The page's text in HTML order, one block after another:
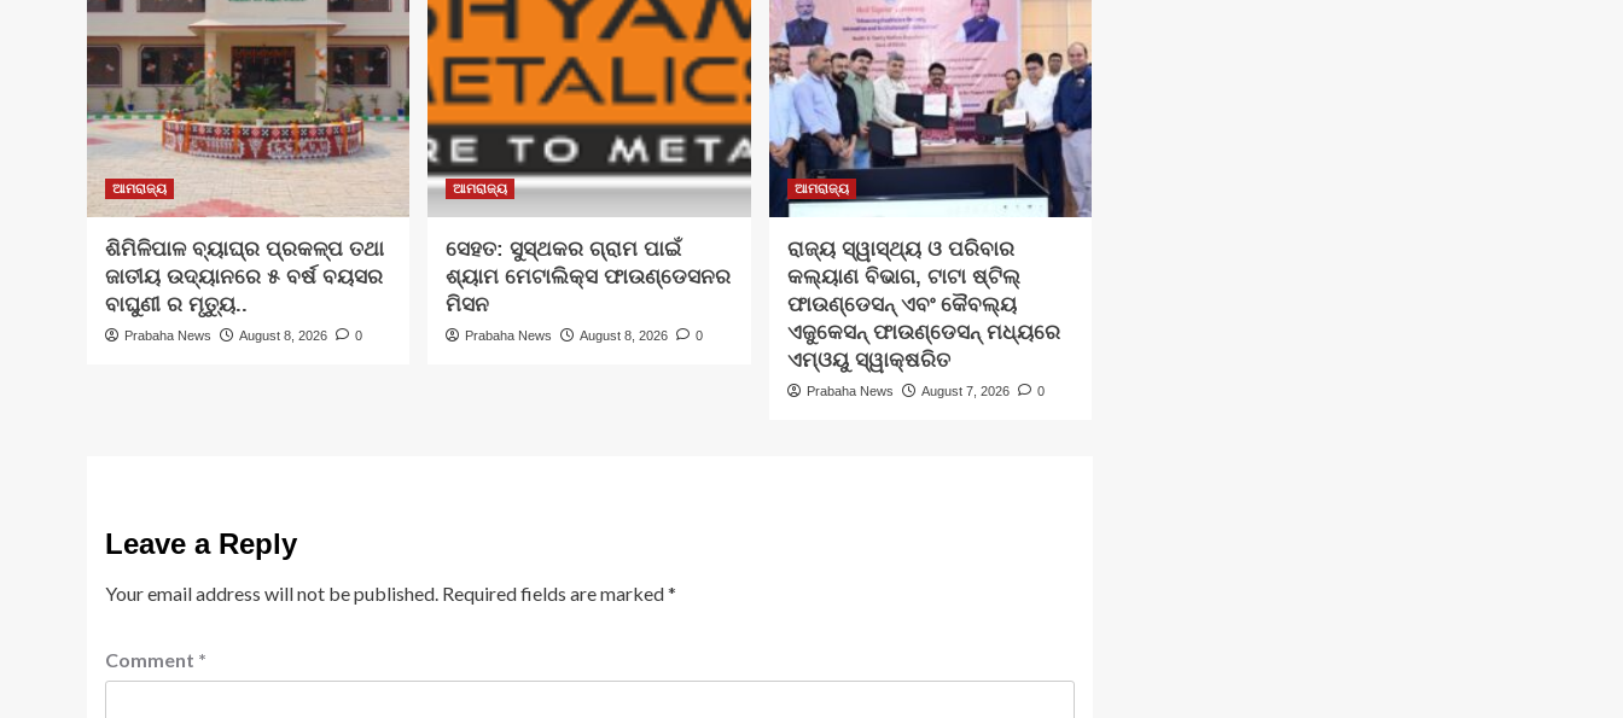
ଆମରାଜ୍ୟ
ଶିମିଳିପାଳ ବ୍ୟାଘ୍ର ପ୍ରକଳ୍ପ ତଥା
ଜାତୀୟ ଉଦ୍ୟାନରେ ୫ ବର୍ଷ ବୟସର
ବାଘୁଣୀ ର ମୃତ୍ୟୁ..
Prabaha News August 8, 2026 0
ଆମରାଜ୍ୟ
ସେହତ: ସୁସ୍ଥକର ଗ୍ରାମ ପାଇଁ
ଶ୍ୟାମ ମେଟାଲିକ୍ସ ଫାଉଣ୍ଡେସନର
ମିସନ
Prabaha News August 8, 2026 0
ଆମରାଜ୍ୟ
ରାଜ୍ୟ ସ୍ୱାସ୍ଥ୍ୟ ଓ ପରିବାର
କଲ୍ୟାଣ ବିଭାଗ, ଟାଟା ଷ୍ଟିଲ୍
ଫାଉଣ୍ଡେସନ୍ ଏବଂ କୈବଲ୍ୟ
ଏଜୁକେସନ୍ ଫାଉଣ୍ଡେସନ୍ ମଧ୍ୟରେ
ଏମ୍‌ଓୟୁ ସ୍ୱାକ୍ଷରିତ
Prabaha News August 7, 2026 0
Leave a Reply
Your email address will not be published. Required fields are marked*
Comment *